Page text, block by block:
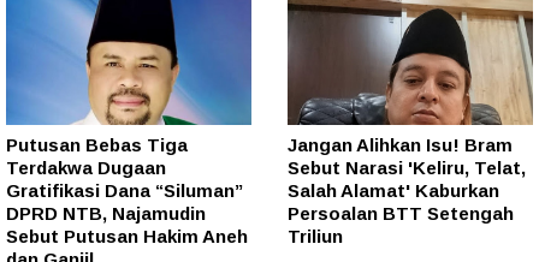
Putusan Bebas Tiga
Terdakwa Dugaan
Gratifikasi Dana “Siluman”
DPRD NTB, Najamudin
Sebut Putusan Hakim Aneh
Jangan Alihkan Isu! Bram
Sebut Narasi 'Keliru, Telat,
Salah Alamat' Kaburkan
Persoalan BTT Setengah
Triliun